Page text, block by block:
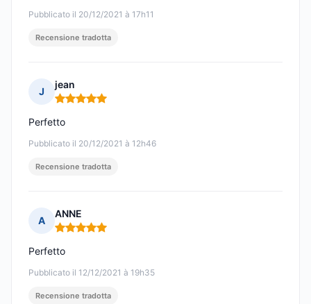
Pubblicato il 20/12/2021 à 17h11
Recensione tradotta
J
jean
Nota: 5 su 5
Pubblicato il 20/12/2021 à 12h46
Perfetto
Recensione tradotta
A
ANNE
Nota: 5 su 5
Pubblicato il 12/12/2021 à 19h35
Perfetto
Recensione tradotta